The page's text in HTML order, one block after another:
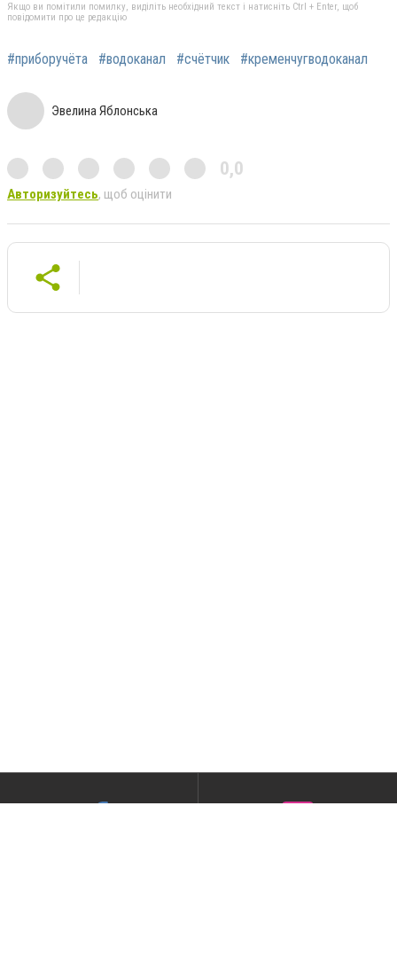
Якщо ви помітили помилку, виділіть необхідний текст і натисніть Ctrl + Enter, щоб
повідомити про це редакцію
#приборучёта #водоканал #счётчик #кременчугводоканал
Эвелина Яблонська
0,0
Авторизуйтесь, щоб оцінити